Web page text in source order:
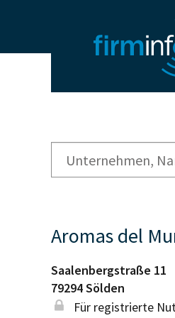
Aromas del
Saalenbergstraße 11
79294Sölden
Für registrierte